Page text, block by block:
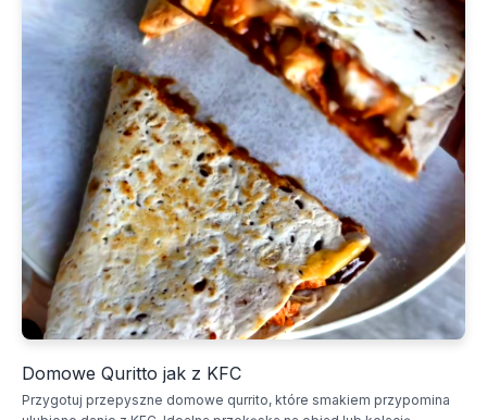
Domowe Quritto jak z KFC
Przygotuj przepyszne domowe qurrito, które smakiem przypomina